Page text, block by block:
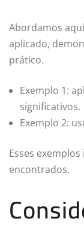
Abordamos
aplicado,
prático.
Exemplo 1:
significativos.
Exemplo 2:
Esses
encontrados.